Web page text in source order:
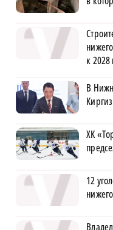
к 2028
В
ХК
12